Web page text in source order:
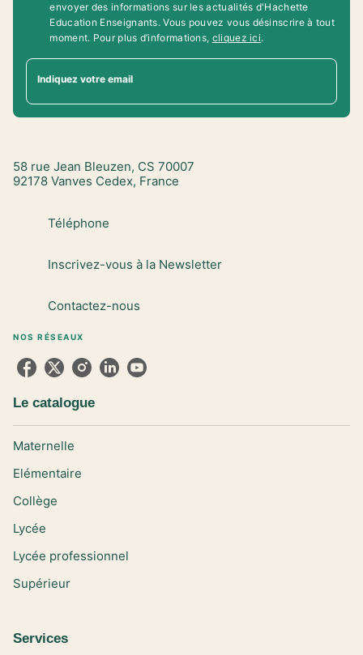
envoyer des informations sur les actualités d'Hachette
Education Enseignants. Vous pouvez vous désinscrire à tout
moment. Pour plus d’informations, cliquez ici.
Indiquez votre email
58 rue Jean Bleuzen, CS 70007
92178 Vanves Cedex, France
Téléphone
Inscrivez-vous à la Newsletter
Contactez-nous
NOS RÉSEAUX
Le catalogue
Maternelle
Elémentaire
Collège
Lycée
Lycée professionnel
Supérieur
Services